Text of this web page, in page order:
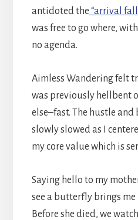
antidoted the “arrival
was free to go where,
no agenda.
Aimless Wandering felt
was previously hellbent
else–fast. The hustle
slowly slowed as I
my core value which is
Saying hello to my
see a butterfly brings me
Before she died, we